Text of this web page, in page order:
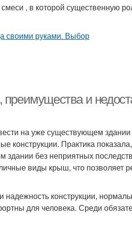
, в которой существенную
и
на уже существующем здании
конструкции. Практика
без неприятных
виды крыш, что позволяет
надежность конструкции,
для человека. Среди